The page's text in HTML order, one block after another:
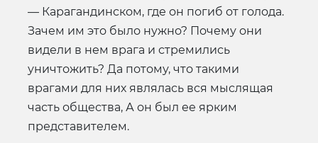
— Карагандинском, где он погиб от голода.
Зачем им это было нужно? Почему они
видели в нем врага и стремились
уничтожить? Да потому, что такими
врагами для них являлась вся мыслящая
часть общества, А он был ее ярким
представителем.